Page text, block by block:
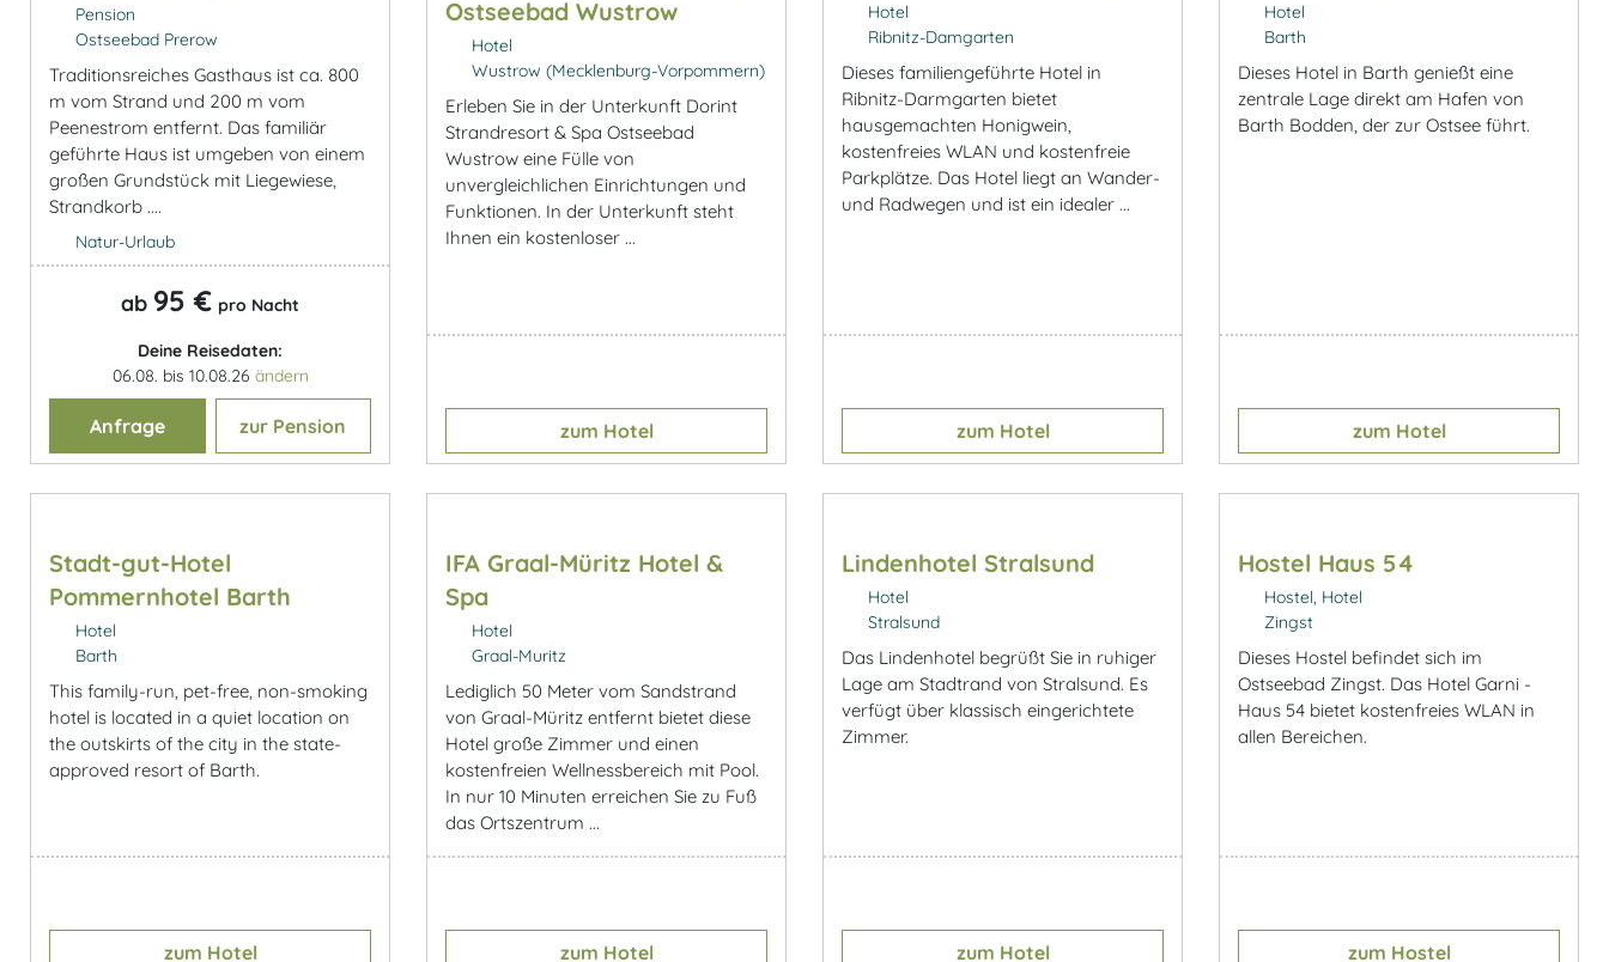
Pension
Ostseebad Prerow
Traditionsreiches Gasthaus ist ca. 800
m vom Strand und 200 m vom
Peenestrom entfernt. Das familiär
geführte Haus ist umgeben von einem
großen Grundstück mit Liegewiese,
Strandkorb ....
Natur-Urlaub
ab 95 € pro Nacht
Deine Reisedaten:
06.08. bis 10.08.26 ändern
Anfrage zur Pension
Ostseebad Wustrow
Hotel
Wustrow (Mecklenburg-Vorpommern)
Erleben Sie in der Unterkunft Dorint
Strandresort & Spa Ostseebad
Wustrow eine Fülle von
unvergleichlichen Einrichtungen und
Funktionen. In der Unterkunft steht
Ihnen ein kostenloser ...
zum Hotel
Hotel
Ribnitz-Damgarten
Dieses familiengeführte Hotel in
Ribnitz-Darmgarten bietet
hausgemachten Honigwein,
kostenfreies WLAN und kostenfreie
Parkplätze. Das Hotel liegt an Wander-
und Radwegen und ist ein idealer ...
zum Hotel
Hotel
Barth
Dieses Hotel in Barth genießt eine
zentrale Lage direkt am Hafen von
Barth Bodden, der zur Ostsee führt.
zum Hotel
Stadt-gut-Hotel
Pommernhotel Barth
Hotel
Barth
This family-run, pet-free, non-smoking
hotel is located in a quiet location on
the outskirts of the city in the state-
approved resort of Barth.
zum Hotel
IFA Graal-Müritz Hotel &
Spa
Hotel
Graal-Muritz
Lediglich 50 Meter vom Sandstrand
von Graal-Müritz entfernt bietet diese
Hotel große Zimmer und einen
kostenfreien Wellnessbereich mit Pool.
In nur 10 Minuten erreichen Sie zu Fuß
das Ortszentrum ...
zum Hotel
Lindenhotel Stralsund
Hotel
Stralsund
Das Lindenhotel begrüßt Sie in ruhiger
Lage am Stadtrand von Stralsund. Es
verfügt über klassisch eingerichtete
Zimmer.
zum Hotel
Hostel Haus 54
Hostel, Hotel
Zingst
Dieses Hostel befindet sich im
Ostseebad Zingst. Das Hotel Garni -
Haus 54 bietet kostenfreies WLAN in
allen Bereichen.
zum Hostel